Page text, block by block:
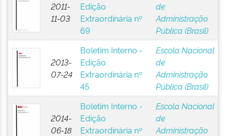
2011-
11-03
Edição
Extraordinária nº
69
de
Administração
Pública (Brasil)
2013-
07-24
Boletim Interno -
Edição
Extraordinária nº
45
Escola Nacional
de
Administração
Pública (Brasil)
2014-
06-18
Boletim Interno -
Edição
Extraordinária nº
Escola Nacional
de
Administração